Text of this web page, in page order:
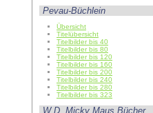
Pevau-Büchlein
Übersicht
Titelübersicht
Titelbilder bis 40
Titelbilder bis 80
Titelbilder bis 120
Titelbilder bis 160
Titelbilder bis 200
Titelbilder bis 240
Titelbilder bis 280
Titelbilder bis 323
W.D. Micky Maus Bücher